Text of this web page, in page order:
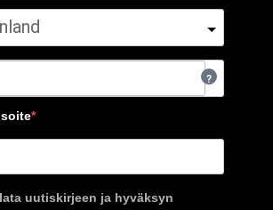
?
uutiskirjeen ja hyväksyn